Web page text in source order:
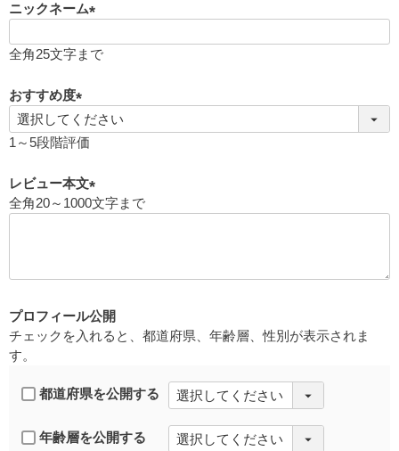
ニックネーム
必
全角25文字まで
おすすめ度
(
必
)
1～5段階評価
レビュー本文
(
全角20～1000文字まで
プロフィール公開
チェックを入れると、都道府県、年齢層、性別が表示されま
す。
都道府県を公開する
年齢層を公開する